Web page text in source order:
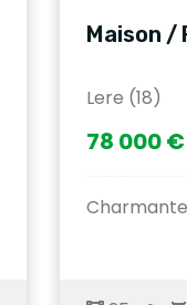
Maison /
Lere (18)
78 000 €